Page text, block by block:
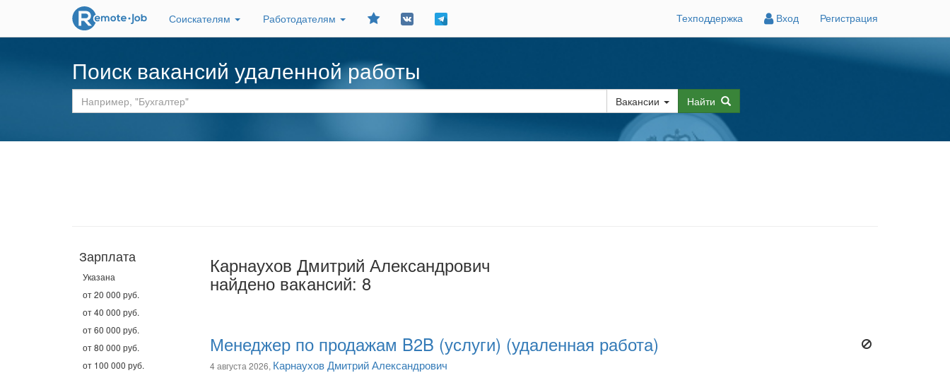
Соискателям Работодателям
Добавить
Техподдержка Вход Регистрация
Поиск вакансий удаленной работы
Вакансии Найти
Зарплата
Указана
от 20 000 руб.
от 40 000 руб.
от 60 000 руб.
от 80 000 руб.
от 100 000 руб.
Карнаухов Дмитрий Александрович
найдено вакансий: 8
Менеджер по продажам B2B (услуги) (удаленная работа)
4 августа 2026, Карнаухов Дмитрий Александрович